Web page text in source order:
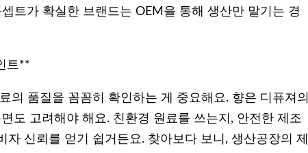
트가 확실한 브랜드는 OEM을 통해 생산만 맡기는 경
트**
의 품질을 꼼꼼히 확인하는 게 중요해요. 향은 디퓨져의
도 고려해야 해요. 친환경 원료를 쓰는지, 안전한 제조
신뢰를 얻기 쉽거든요. 찾아보다 보니, 생산공장의 제